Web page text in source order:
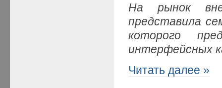
На рынок
представила
которого
интерфейсных
Читать далее »